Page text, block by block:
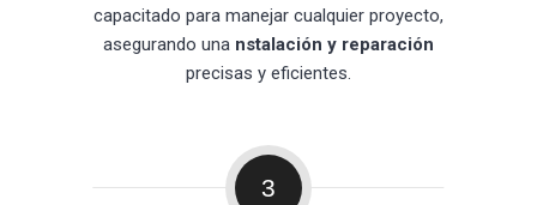
capacitado para manejar cualquier proyecto,
asegurando una nstalación y reparación
precisas y eficientes.
3